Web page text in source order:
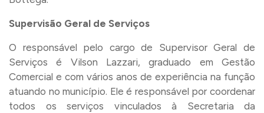
Supervisão Geral de Serviços
O responsável pelo cargo de Supervisor Geral de
Serviços é Vilson Lazzari, graduado em Gestão
Comercial e com vários anos de experiência na função
atuando no município. Ele é responsável por coordenar
todos os serviços vinculados à Secretaria da